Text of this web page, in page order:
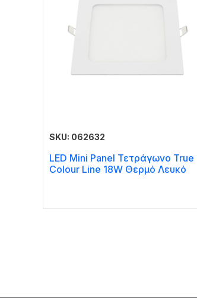
SKU: 062632
LED Mini Panel Τετράγωνο True
Colour Line 18W Θερμό Λευκό